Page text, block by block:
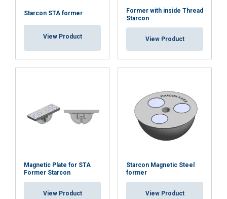
Starcon STA former
View Product
Former with inside Thread
Starcon
View Product
Magnetic Plate for STA
Former Starcon
View Product
Starcon Magnetic Steel
former
View Product
Funkcjonalność Niesklasyfikowane
ODRZUĆ WSZYSTKIE
POKAŻ SZCZEGÓŁY